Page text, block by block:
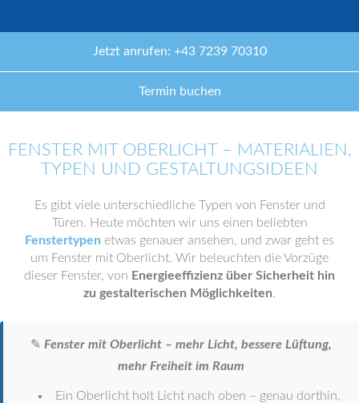
Jetzt anrufen: +43 7239 70310
Termin buchen
FENSTER MIT OBERLICHT – MATERIALIEN,
TYPEN UND GESTALTUNGSIDEEN
Es gibt viele unterschiedliche Typen von Fenster und
Türen. Heute möchten wir uns einen beliebten
Fenstertypen etwas genauer ansehen, und zwar geht es
um Fenster mit Oberlicht. Wir beleuchten die Vorzüge
dieser Fenster, von Energieeffizienz über Sicherheit hin
zu gestalterischen Möglichkeiten.
✎ Fenster mit Oberlicht – mehr Licht, bessere Lüftung,
mehr Freiheit im Raum
Ein Oberlicht holt Licht nach oben – genau dorthin,